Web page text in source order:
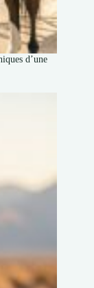
d’une